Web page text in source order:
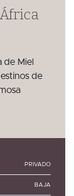
de Miel
de
PRIVADO
BAJA